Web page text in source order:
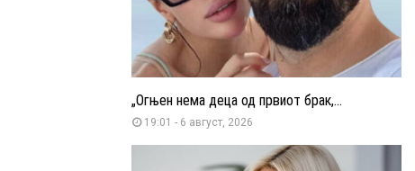
„Огњен нема деца од првиот брак,...
19:01 - 6 август, 2026